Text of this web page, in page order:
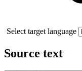
Select target language
Source text